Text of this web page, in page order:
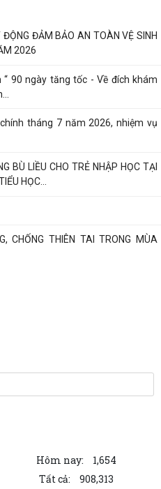
ĐỘNG ĐẢM BẢO AN TOÀN VỆ SINH
2026
90 ngày tăng tốc - Về đích khám
tháng 7 năm 2026, nhiệm vụ
BÙ LIỀU CHO TRẺ NHẬP HỌC TẠI
HỌC...
CHỐNG THIÊN TAI TRONG MÙA